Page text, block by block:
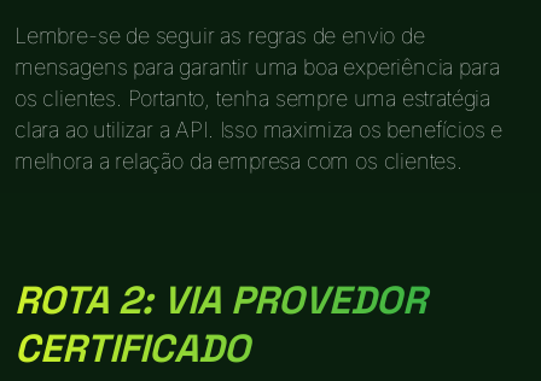
Lembre-se de seguir as regras de envio de
mensagens para garantir uma boa experiência para
os clientes. Portanto, tenha sempre uma estratégia
clara ao utilizar a API. Isso maximiza os benefícios e
melhora a relação da empresa com os clientes.
ROTA 2: VIA PROVEDOR
CERTIFICADO